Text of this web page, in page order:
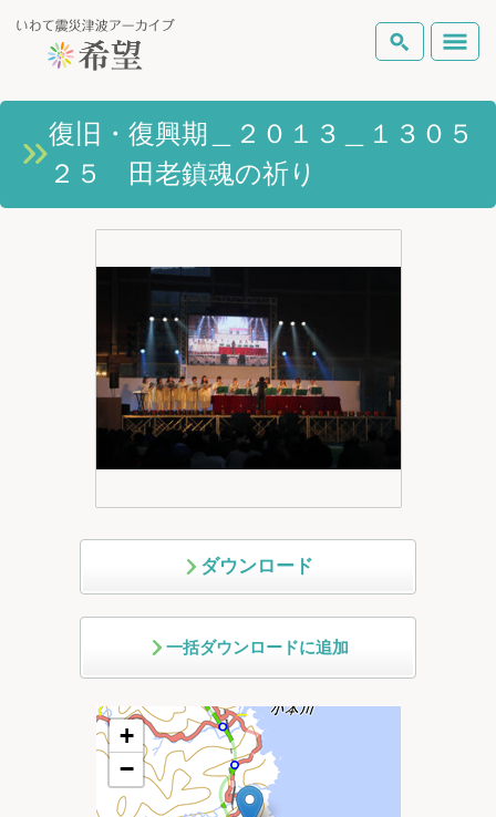
いわて震災津波アーカイブとは
岩手県の被害状況
ピックアップコンテンツ
Foreign Laguage
検索
復旧・復興期＿２０１３＿１３０５
２５ 田老鎮魂の祈り
ダウンロード
一括ダウンロードに追加
+
−